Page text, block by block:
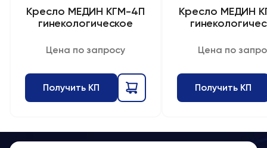
Кресло МЕДИН КГМ-4П
гинекологическое
Цена по запросу
Получить КП
Кресло МЕДИН
Цена по
Получить КП